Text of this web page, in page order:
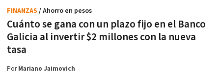
Cuánto se gana con un plazo fijo en el Banco
Galicia al invertir $2 millones con la nueva
tasa
FINANZAS / Ahorro en pesos
PorMariano Jaimovich